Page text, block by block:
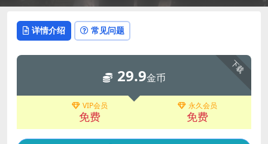
详情介绍 常见问题
下载
29.9金币
VIP会员
免费
永久会员
免费